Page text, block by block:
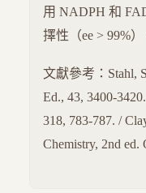
用 NADPH 和
擇性（ee > 99%）
文獻參考：Stahl,
Ed., 43, 3400-
318, 783-787. /
Chemistry, 2nd ed.